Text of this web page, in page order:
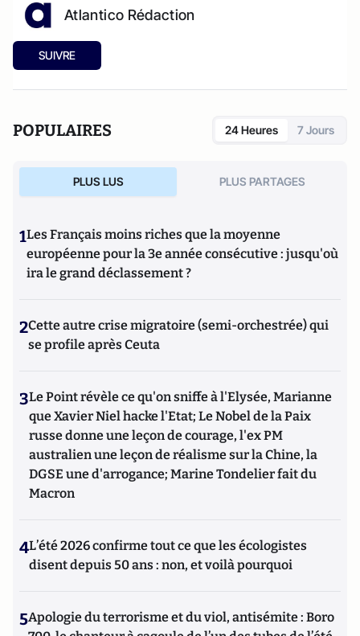
Atlantico Rédaction
SUIVRE
POPULAIRES 24 Heures 7 Jours
PLUS LUS PLUS PARTAGES
1Les Français moins riches que la moyenne
européenne pour la 3e année consécutive : jusqu'où
ira le grand déclassement ?
2Cette autre crise migratoire (semi-orchestrée) qui
se profile après Ceuta
3Le Point révèle ce qu'on sniffe à l'Elysée, Marianne
que Xavier Niel hacke l'Etat; Le Nobel de la Paix
russe donne une leçon de courage, l'ex PM
australien une leçon de réalisme sur la Chine, la
DGSE une d'arrogance; Marine Tondelier fait du
Macron
4L’été 2026 confirme tout ce que les écologistes
disent depuis 50 ans : non, et voilà pourquoi
5Apologie du terrorisme et du viol, antisémite : Boro